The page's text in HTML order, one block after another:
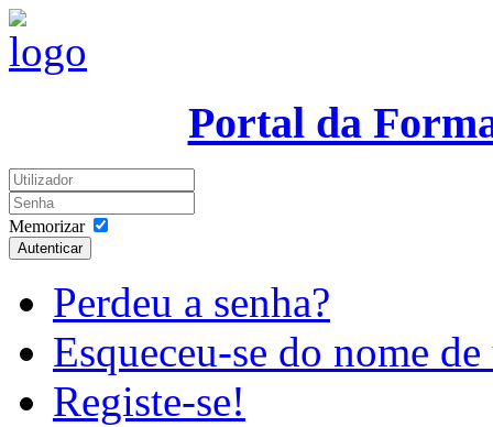
Portal da
Memorizar
Autenticar
Perdeu a senha?
Esqueceu-se do nome
Registe-se!